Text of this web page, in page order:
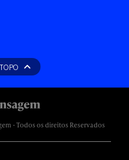
- Todos os direitos Reservados